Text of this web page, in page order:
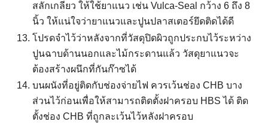
สลักเกลียว ให้ใช้ยาแนว เช่น Vulca-Seal กว้าง 6 ถึง 8
นิ้ว ให้แน่ใจว่ายาแนวและปูนปลาสเตอร์ยึดติดได้ดี
โปรดจำไว้ว่าหลังจากที่วัสดุปิดผิวถูกประกบไว้ระหว่าง
ปูนฉาบด้านนอกและไม้กระดานแล้ว วัสดุยาแนวจะ
ต้องสร้างผนึกที่กันก๊าซได้
บนผนังที่อยู่ติดกับช่องจ่ายไฟ ควรเว้นช่อง CHB บาง
ส่วนไว้ก่อนเพื่อให้สามารถติดตั้งฝาครอบ HBS ได้ ติด
ตั้งช่อง CHB ที่ถูกละเว้นไว้หลังฝาครอบ